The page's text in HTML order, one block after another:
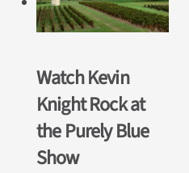
Watch Kevin
Knight Rock at
the Purely Blue
Show